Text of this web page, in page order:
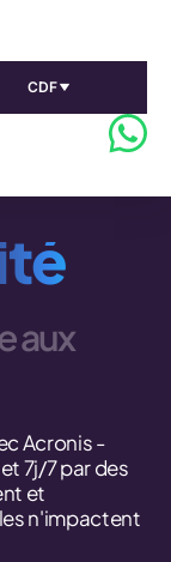
CDF
aux
Acronis -
7j/7 par des
et
n'impactent